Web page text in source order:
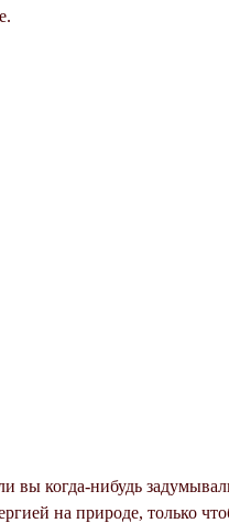
вы когда-нибудь
на природе, только